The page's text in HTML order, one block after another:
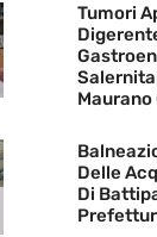
Tumori
Maurano
Delle
Di